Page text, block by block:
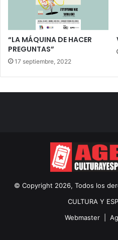
“LA MÁQUINA DE HACER
PREGUNTAS”
17 septiembre, 2022
© Copyright 2026, Todos los
CULTURA Y
Webmaster |